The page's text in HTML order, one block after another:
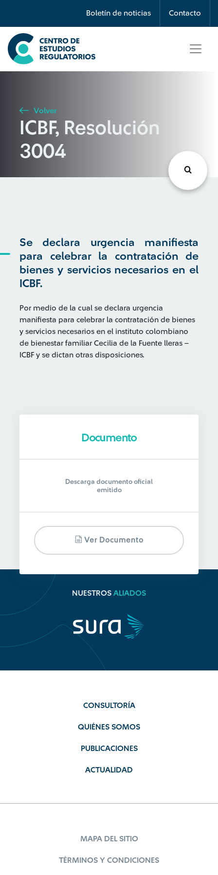
Boletín de noticias Contacto
Búsqueda
Seleccione país
Buscar
Volver
ICBF, Resolución
3004
Se declara urgencia manifiesta
para celebrar la contratación de
bienes y servicios necesarios en el
ICBF.
Por medio de la cual se declara urgencia
manifiesta para celebrar la contratación de bienes
y servicios necesarios en el instituto colombiano
de bienestar familiar Cecilia de la Fuente lleras –
ICBF y se dictan otras disposiciones.
Documento
Descarga documento oficial
emitido
Ver Documento
NUESTROS ALIADOS
CONSULTORÍA
QUIÉNES SOMOS
PUBLICACIONES
ACTUALIDAD
MAPA DEL SITIO
TÉRMINOS Y CONDICIONES